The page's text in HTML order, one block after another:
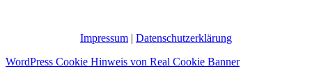
Impressum | Datenschutzerklärung
WordPress Cookie Hinweis von Real Cookie Banner